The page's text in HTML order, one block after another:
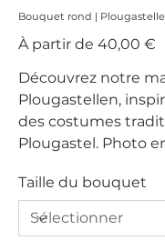
Bouquet rond |
À partir de Prix
40,00 €
Découvrez notre
Plougastellen,
des costumes
Plougastel. Photo
Taille du bouquet